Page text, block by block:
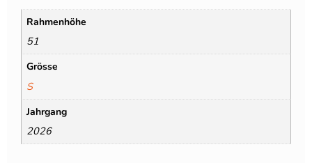
Rahmenhöhe
51
Grösse
S
Jahrgang
2026